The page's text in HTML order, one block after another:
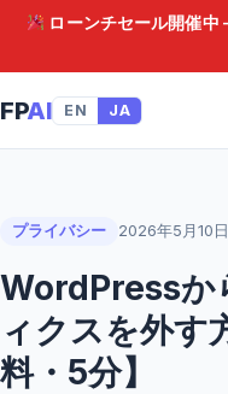
ローンチセール開催
FPAI EN JA
プライバシー 2026年5月10日
WordPressか
ィクスを外す
料・5分】